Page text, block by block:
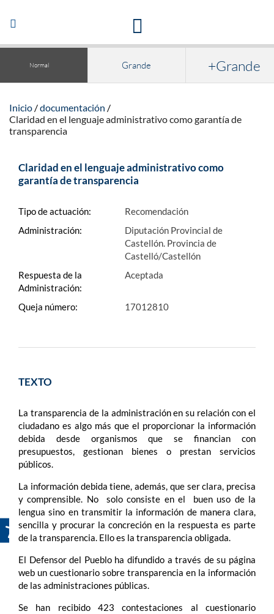
Abrir/Cerrar
navegación
Normal Grande +Grande
Inicio
documentación
Claridad en el lenguaje administrativo como garantía de
transparencia
Claridad en el lenguaje administrativo como
garantía de transparencia
Tipo de actuación:
Recomendación
Administración:
Diputación Provincial de
Castellón. Provincia de
Castelló/Castellón
Respuesta de la
Administración:
Aceptada
Queja número: 17012810
TEXTO
La transparencia de la administración en su relación con el
ciudadano es algo más que el proporcionar la información
debida desde organismos que se financian con
presupuestos, gestionan bienes o prestan servicios
públicos.
La información debida tiene, además, que ser clara, precisa
y comprensible. No solo consiste en el buen uso de la
lengua sino en transmitir la información de manera clara,
sencilla y procurar la concreción en la respuesta es parte
de la transparencia. Ello es la transparencia obligada.
El Defensor del Pueblo ha difundido a través de su página
web un cuestionario sobre transparencia en la información
de las administraciones públicas.
Se han recibido 423 contestaciones al cuestionario